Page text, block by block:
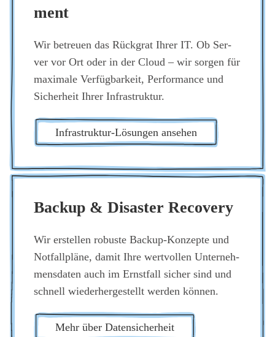
ment
Wir betreu­en das Rück­grat Ihrer IT. Ob Ser­
ver vor Ort oder in der Cloud – wir sor­gen für
maxi­ma­le Ver­füg­bar­keit, Per­for­mance und
Sicher­heit Ihrer Infra­struk­tur.
Infra­struk­tur-Lösun­gen anse­hen
Back­up & Dis­as­ter Reco­very
Wir erstel­len robus­te Back­up-Kon­zep­te und
Not­fall­plä­ne, damit Ihre wert­vol­len Unter­neh­
mens­da­ten auch im Ernst­fall sicher sind und
schnell wie­der­her­ge­stellt wer­den kön­nen.
Mehr über Daten­si­cher­heit